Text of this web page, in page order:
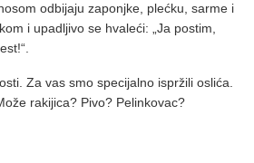
odbijaju zaponjke, plećku, sarme i
i upadljivo se hvaleći: „Ja postim,
Za vas smo specijalno ispržili oslića.
rakijica? Pivo? Pelinkovac?